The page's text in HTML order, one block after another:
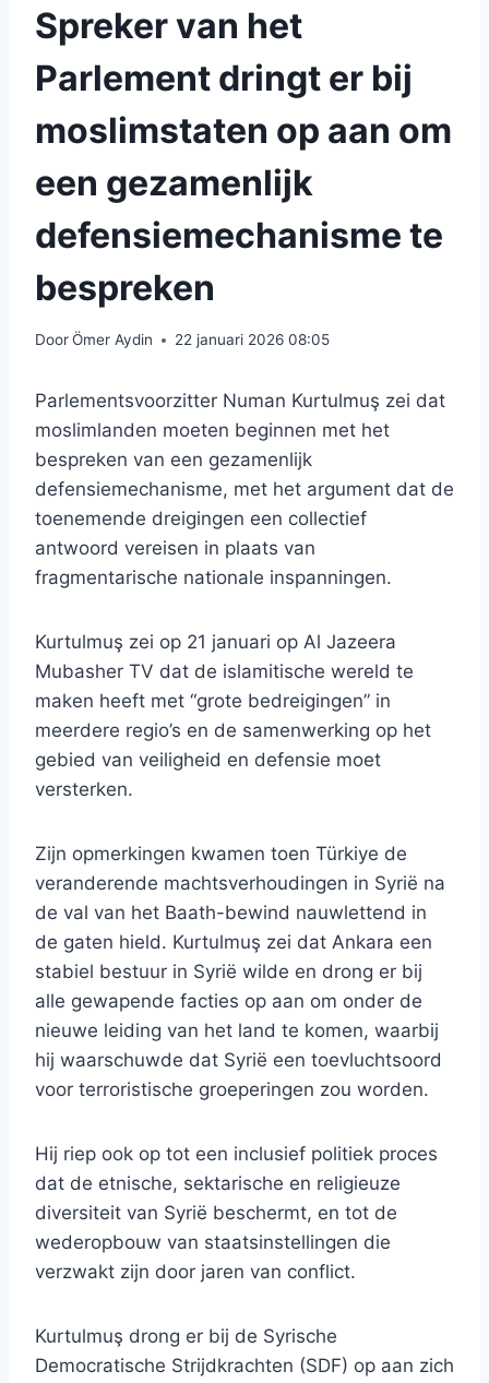
Spreker van het
Parlement dringt er bij
moslimstaten op aan om
een ​​gezamenlijk
defensiemechanisme te
bespreken
DoorÖmer Aydin 22 januari 2026 08:05
Parlementsvoorzitter Numan Kurtulmuş zei dat
moslimlanden moeten beginnen met het
bespreken van een gezamenlijk
defensiemechanisme, met het argument dat de
toenemende dreigingen een collectief
antwoord vereisen in plaats van
fragmentarische nationale inspanningen.
Kurtulmuş zei op 21 januari op Al Jazeera
Mubasher TV dat de islamitische wereld te
maken heeft met “grote bedreigingen” in
meerdere regio’s en de samenwerking op het
gebied van veiligheid en defensie moet
versterken.
Zijn opmerkingen kwamen toen Türkiye de
veranderende machtsverhoudingen in Syrië na
de val van het Baath-bewind nauwlettend in
de gaten hield. Kurtulmuş zei dat Ankara een
stabiel bestuur in Syrië wilde en drong er bij
alle gewapende facties op aan om onder de
nieuwe leiding van het land te komen, waarbij
hij waarschuwde dat Syrië een toevluchtsoord
voor terroristische groeperingen zou worden.
Hij riep ook op tot een inclusief politiek proces
dat de etnische, sektarische en religieuze
diversiteit van Syrië beschermt, en tot de
wederopbouw van staatsinstellingen die
verzwakt zijn door jaren van conflict.
Kurtulmuş drong er bij de Syrische
Democratische Strijdkrachten (SDF) op aan zich